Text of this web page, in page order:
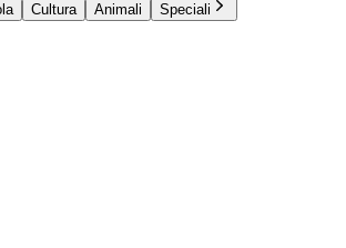
Cultura Animali
Speciali